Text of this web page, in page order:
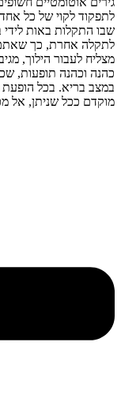
לתפקוד לקוי של כל
שבו התקלות באות
לתקלה אחרת, כך שאתם
מצליח לעבור הילוך,
כהנה וכהנה תופעות,
במצב בריא. בכל הופעת
מוקדם ככל שניתן, אל